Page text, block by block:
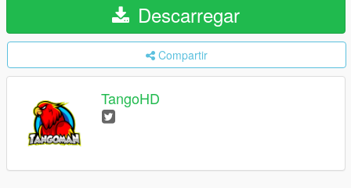
Descarregar
Compartir
TangoHD